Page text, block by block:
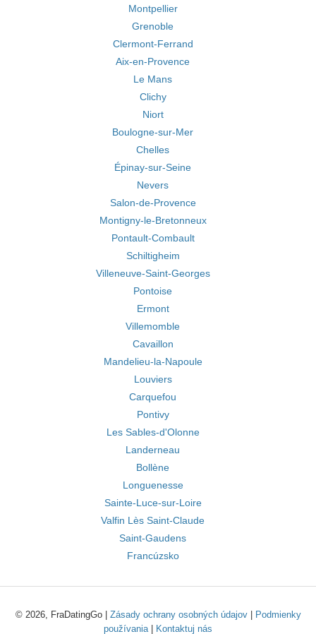
Montpellier
Grenoble
Clermont-Ferrand
Aix-en-Provence
Le Mans
Clichy
Niort
Boulogne-sur-Mer
Chelles
Épinay-sur-Seine
Nevers
Salon-de-Provence
Montigny-le-Bretonneux
Pontault-Combault
Schiltigheim
Villeneuve-Saint-Georges
Pontoise
Ermont
Villemomble
Cavaillon
Mandelieu-la-Napoule
Louviers
Carquefou
Pontivy
Les Sables-d'Olonne
Landerneau
Bollène
Longuenesse
Sainte-Luce-sur-Loire
Valfin Lès Saint-Claude
Saint-Gaudens
Francúzsko
© 2026, FraDatingGo | Zásady ochrany osobných údajov|
Podmienky
používania| Kontaktuj nás